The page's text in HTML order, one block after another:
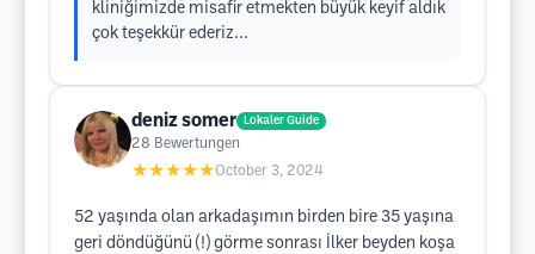
kliniğimizde misafir etmekten büyük keyif aldık
çok teşekkür ederiz...
deniz somer Lokaler Guide
28 Bewertungen
★★★★★October 3, 2024
52 yaşında olan arkadaşımın birden bire 35 yaşına
geri döndüğünü (!) görme sonrası İlker beyden koşa